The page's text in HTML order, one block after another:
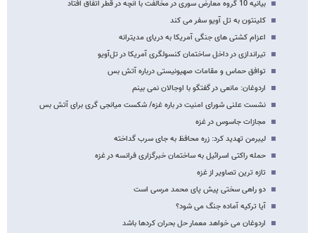
بیانیه 10 گروه معارض سوری در مخالفت با آنچه در قطر اتفاق افتاد
کلینتون به تل آویو سفر می کند
اعزام کشتی های جنگی آمریکا به دریای مدیترانه
تیراندازی در داخل ساختمان کنسولگری آمریکا در تل‌آویو
توافق حماس و مقامات صهیونیستی درباره آتش بس
اردوغان: مانعی در گفتگو با اوجالان نمی بینم
نشست علنی شورای امنیت در باره غزه/ شکست میانجی گری برای آتش بس
مجازات جاسوس در غزه
لیبرمن تهدید کرد: زره محافظ به جای سرب گداخته
حمله راکتی اسرائیل به ساختمان خبرگزاری فرانسه در غزه
تازه ترین تصاویر از غزه
دو راهی سختی پیش پای محمد مرسی است
آیا ترکیه آماده جنگ می شود؟
اردوغان می خواهد معمار حل بحران کردها باشد